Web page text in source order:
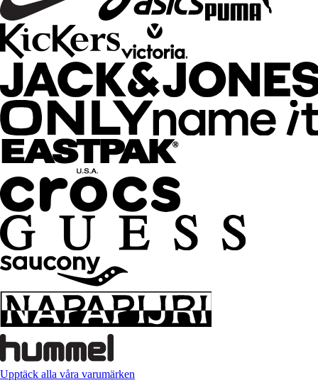
Upptäck alla våra varumärken